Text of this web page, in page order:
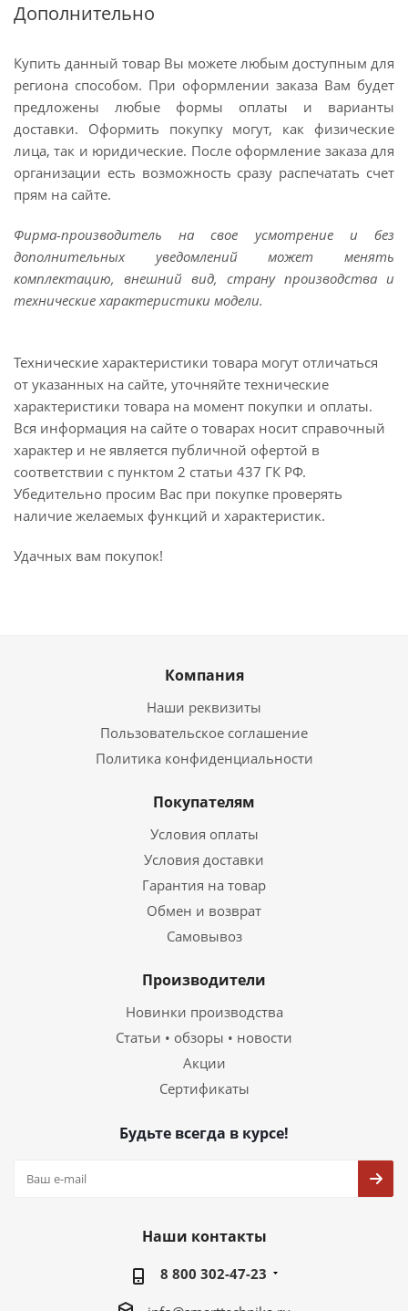
Дополнительно
Купить данный товар Вы можете любым доступным для
региона способом. При оформлении заказа Вам будет
предложены любые формы оплаты и варианты
доставки. Оформить покупку могут, как физические
лица, так и юридические. После оформление заказа для
организации есть возможность сразу распечатать счет
прям на сайте.
Фирма-производитель на свое усмотрение и без
дополнительных уведомлений может менять
комплектацию, внешний вид, страну производства и
технические характеристики модели.
Технические характеристики товара могут отличаться
от указанных на сайте, уточняйте технические
характеристики товара на момент покупки и оплаты.
Вся информация на сайте о товарах носит справочный
характер и не является публичной офертой в
соответствии с пунктом 2 статьи 437 ГК РФ.
Убедительно просим Вас при покупке проверять
наличие желаемых функций и характеристик.
Удачных вам покупок!
Компания
Наши реквизиты
Пользовательское соглашение
Политика конфиденциальности
Покупателям
Условия оплаты
Условия доставки
Гарантия на товар
Обмен и возврат
Самовывоз
Производители
Новинки производства
Статьи • обзоры • новости
Акции
Сертификаты
Будьте всегда в курсе!
Наши контакты
8 800 302-47-23